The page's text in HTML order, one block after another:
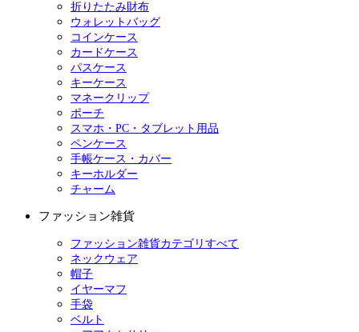
折りたたみ財布
ウォレットバッグ
コインケース
カードケース
パスケース
キーケース
マネークリップ
ポーチ
スマホ・PC・タブレット用品
ペンケース
手帳ケース・カバー
キーホルダー
チャーム
ファッション雑貨
ファッション雑貨カテゴリすべて
ネックウェア
帽子
イヤーマフ
手袋
ベルト